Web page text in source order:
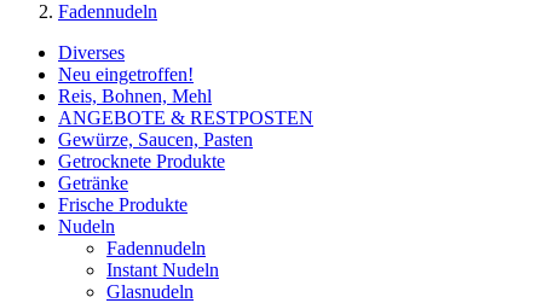
Fadennudeln
Diverses
Neu eingetroffen!
Reis, Bohnen, Mehl
ANGEBOTE & RESTPOSTEN
Gewürze, Saucen, Pasten
Getrocknete Produkte
Getränke
Frische Produkte
Nudeln
Fadennudeln
Instant Nudeln
Glasnudeln